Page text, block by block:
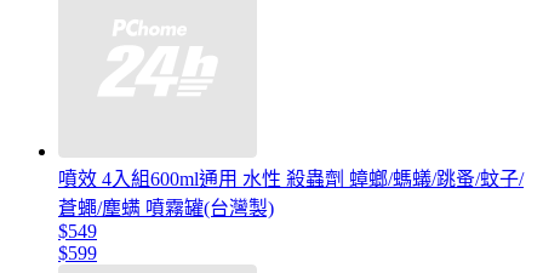
噴效 4入組600ml通用 水性 殺蟲劑 蟑螂/螞蟻/跳蚤/蚊子/
蒼蠅/塵螨 噴霧罐(台灣製)
$549
$599